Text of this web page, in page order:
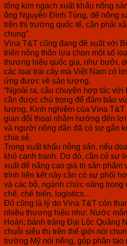
tổng kim ngạch xuất khẩu nông
ông Nguyễn Đình Tùng, để nông
trên thị trường quốc tế, cần phải
chung”.
Vina T&T cũng đang đề xuất với
triển nông thôn lựa chọn một số
thương hiệu quốc gia, như bưởi,
các loại trái cây mà Việt Nam có
ứng được về sản lượng.
“Ngoài ra, câu chuyện hợp tác với
cần được chú trọng để đảm bảo
lượng. Kinh nghiệm của Vina
gian đối thoại nhằm hướng đến
và người nông dân đã có sự gắn
chia sẻ.
Trong xuất khẩu nông sản, nếu
khó cạnh tranh. Do đó, cần có sự
xuất để nâng cao giá trị sản phẩm
trình liên kết này cần có sự phối
và các bộ, ngành chức năng trong
chế, chế biến, logistics…
Đó cũng là lý do Vina T&T còn
nhiều thương hiệu như: Nước
Hoàn; bánh tráng Đại Lộc Quảng
chuỗi siêu thị trên thế giới nói
trường Mỹ nói riêng, góp phần tạo